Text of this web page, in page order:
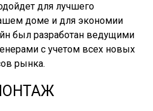
для лучшего
доме и для экономии
был разработан ведущими
с учетом всех новых
рынка.